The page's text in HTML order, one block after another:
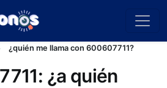
¿quién me llama con 600607711?
¿a quién